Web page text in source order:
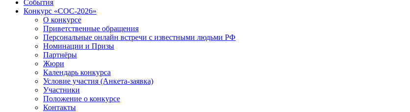
События
Конкурс «СОС-2026»
О конкурсе
Приветственные обращения
Персональные онлайн встречи с известными людьми РФ
Номинации и Призы
Партнёры
Жюри
Календарь конкурса
Условие участия (Анкета-заявка)
Участники
Положение о конкурсе
Контакты